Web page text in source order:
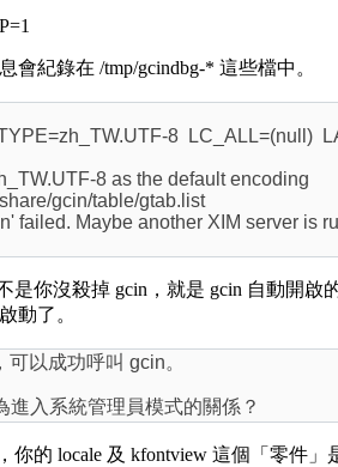
會紀錄在 /tmp/gcindbg-* 這些檔中。
8 LC_ALL=(null)
8 as the default encoding
gcin/table/gtab.list
failed. Maybe another XIM server is
是你沒殺掉 gcin，就是 gcin 自動開啟
動了。
以成功呼叫 gcin。
進入系統管理員模式的關係？
你的 locale 及 kfontview 這個「零件」